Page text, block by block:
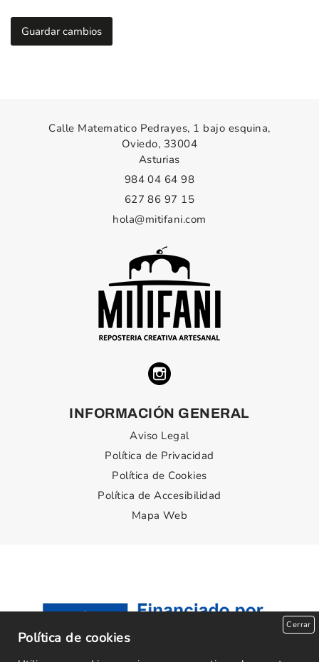
Calle Matematico Pedrayes, 1 bajo esquina,
Oviedo, 33004
Asturias
984 04 64 98
627 86 97 15
hola@mitifani.com
INFORMACIÓN GENERAL
Aviso Legal
Política de Privacidad
Política de Cookies
Política de Accesibilidad
Mapa Web
Cerrar
Política de cookies